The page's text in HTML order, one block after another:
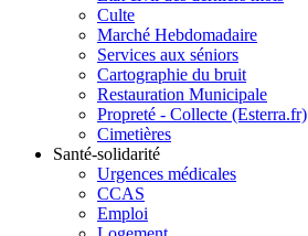
Culte
Marché Hebdomadaire
Services aux séniors
Cartographie du bruit
Restauration Municipale
Propreté - Collecte (Esterra.fr)
Cimetières
Santé-solidarité
Urgences médicales
CCAS
Emploi